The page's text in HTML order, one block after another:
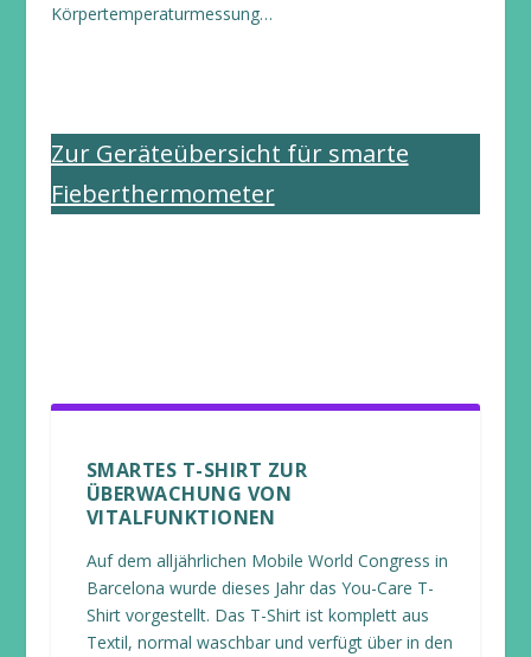
Körpertemperaturmessung…
Zur Geräteübersicht für smarte
Fieberthermometer
SMARTES T-SHIRT ZUR
ÜBERWACHUNG VON
VITALFUNKTIONEN
Auf dem alljährlichen Mobile World Congress in
Barcelona wurde dieses Jahr das You-Care T-
Shirt vorgestellt. Das T-Shirt ist komplett aus
Textil, normal waschbar und verfügt über in den